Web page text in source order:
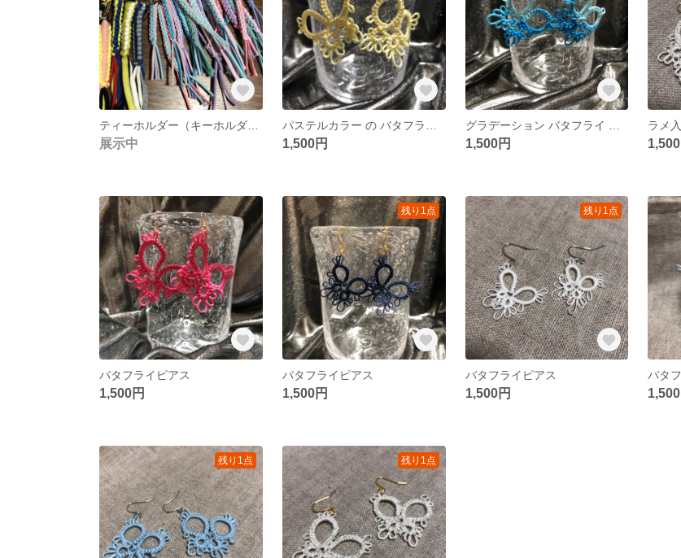
展示中 1,500円 1,500円
ラメ
1,500
バタフライピアス
1,500円
残り1点
バタフライピアス
1,500円
残り1点
バタフライピアス
1,500円
バタ
1,500
残り1点 残り1点